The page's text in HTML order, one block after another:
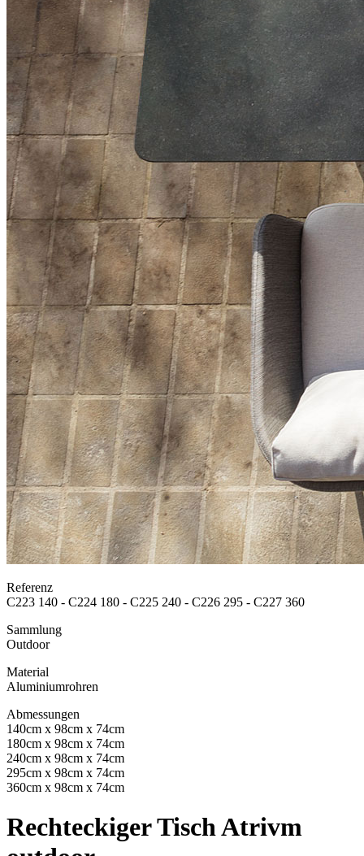
Referenz
C223 140 - C224 180 - C225 240 - C226 295 - C227 360
Sammlung
Outdoor
Material
Aluminiumrohren
Abmessungen
140cm x 98cm x 74cm
180cm x 98cm x 74cm
240cm x 98cm x 74cm
295cm x 98cm x 74cm
360cm x 98cm x 74cm
Rechteckiger Tisch Atrivm